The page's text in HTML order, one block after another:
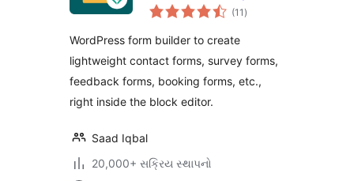
Survey Form,
Booking Form, and
Custom Form
Builder
(11 કુલ
રેટિંગ્સ
)
WordPress form builder to create
lightweight contact forms, survey forms,
feedback forms, booking forms, etc.,
right inside the block editor.
Saad Iqbal
20,000+ સક્રિય સ્થાપનો